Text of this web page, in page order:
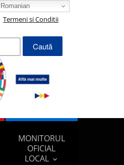
Termeni si Conditii
Caută
după:
MONITORUL
OFICIAL
LOCAL
Romanian